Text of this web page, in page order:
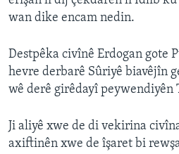
wan dike encam nedin.
Destpêka civînê Erdogan gote
hevre derbarê Sûriyê biavêjîn
wê derê girêdayî peywendiyên
Ji aliyê xwe de di vekirina
axiftinên xwe de îşaret bi